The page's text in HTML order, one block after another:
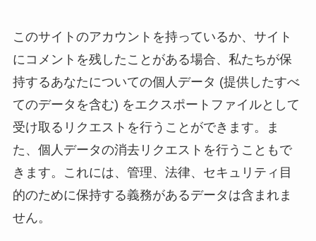
このサイトのアカウントを持っているか、サイト
にコメントを残したことがある場合、私たちが保
持するあなたについての個人データ (提供したすべ
てのデータを含む) をエクスポートファイルとして
受け取るリクエストを行うことができます。ま
た、個人データの消去リクエストを行うこともで
きます。これには、管理、法律、セキュリティ目
的のために保持する義務があるデータは含まれま
せん。